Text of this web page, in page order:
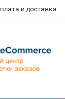
и доставка